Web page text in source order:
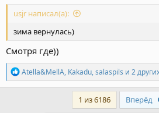
usjr написал(а):
зима вернулась)
Смотря где))
Р
е
а
Atella&MellA, Kakadu,salaspils и 2
1 из 6186 Вперёд